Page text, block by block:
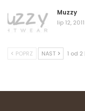
Muzzy
lip 12, 2011
POPRZ NAST 1 od 2 |